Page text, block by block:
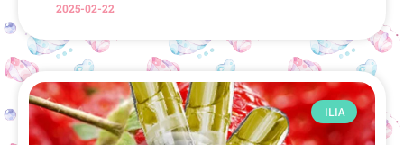
2025-02-22
ILIA